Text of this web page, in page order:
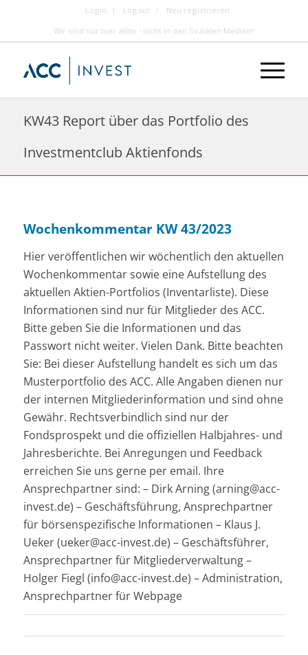
Login Logout
Neu registrieren
Wir sind nur hier aktiv - nicht in den Sozialen Medien!
KW43 Report über das Portfolio des
Investmentclub Aktienfonds
Wochenkommentar KW 43/2023
Hier veröffentlichen wir wöchentlich den aktuellen
Wochenkommentar sowie eine Aufstellung des
aktuellen Aktien-Portfolios (Inventarliste). Diese
Informationen sind nur für Mitglieder des ACC.
Bitte geben Sie die Informationen und das
Passwort nicht weiter. Vielen Dank. Bitte beachten
Sie: Bei dieser Aufstellung handelt es sich um das
Musterportfolio des ACC. Alle Angaben dienen nur
der internen Mitgliederinformation und sind ohne
Gewähr. Rechtsverbindlich sind nur der
Fondsprospekt und die offiziellen Halbjahres- und
Jahresberichte. Bei Anregungen und Feedback
erreichen Sie uns gerne per email. Ihre
Ansprechpartner sind: – Dirk Arning (arning@acc-
invest.de) – Geschäftsführung, Ansprechpartner
für börsenspezifische Informationen – Klaus J.
Ueker (ueker@acc-invest.de) – Geschäftsführer,
Ansprechpartner für Mitgliederverwaltung –
Holger Fiegl (info@acc-invest.de) – Administration,
Ansprechpartner für Webpage